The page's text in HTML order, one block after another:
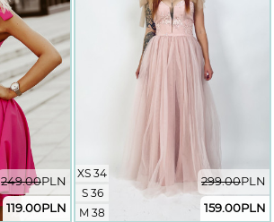
249.00PLN
119.00PLN
XS 34
S 36
M 38
299.00PLN
159.00PLN